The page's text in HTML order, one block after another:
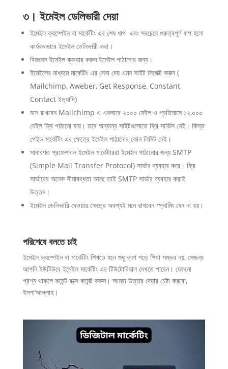
৩। ইমেইল ডেলিভারী দেয়া
ইমেইল ক্যম্পেইন বা মার্কেটিং এর শেষ ধাপ এবং সবচেয়ে গুরুত্বপূর্ণ ধাপ হলো
কার্যকরভাবে ইমেইল ডেলিভারী করা।
বিজনেস ইমেইল ব্যবহার করুন ইমেইল পাঠানোর জন্য।
ইমেইলের মাধ্যমে মার্কেটিং এর সেবা দেয় এমন সাইট সিলেক্ট করুন (
Mailchimp, Aweber, Get Response, Constant
Contact ইত্যাদি)
মনে রাখবেন Mailchimp এ একবারে ২০০০ মেইল ও প্রতিমাসে ১২,০০০
মেইল ফ্রি পাঠানো যায়। তবে অন্যান্য সাইটগুলোতে ফ্রি সার্ভিস নেই। কিন্ত
পেইড মার্কেটিং এর ক্ষেত্রে ইমেইল পাঠানোর কোন লিমিট নেই।
সাধারণত প্রফেশনাল ইমেইল মার্কেটাররা ইমেইল পাঠানোর জন্য SMTP
(Simple Mail Transfer Protocol) সার্ভার ব্যবহার করে। ফ্রি
সার্ভারের অনেক সীমাবদ্ধতা আছে তাই SMTP সার্ভার ব্যবহার করাই
উত্তম।
ইমেইল ডেলিভারি দেওয়ার ক্ষেত্রে অবশ্যই মনে রাখবেন স্প্যামিং যেন না হয়।
পরিশেষে বলতে চাই
ইমেইল ক্যম্পেইন বা মার্কেটিং শিখতে হলে শুধু ব্লগ পড়ে শিখা সম্ভব নয়, সেজন্য
আপনি ইউটিউবে ইমেইল মার্কেটিং এর টিউটোরিয়াল দেখতে পারেন। যেকনো
প্রশ্ন থাকলে কমেন্ট বক্সে কমেন্ট করুন। আমরা উত্তর দেয়ার চেষ্টা করবো,
ইনশা’আল্লাহ।